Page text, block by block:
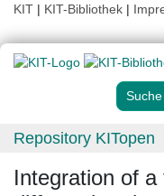
KIT | KIT-Bibliothek |
Repository KITopen
Integration of